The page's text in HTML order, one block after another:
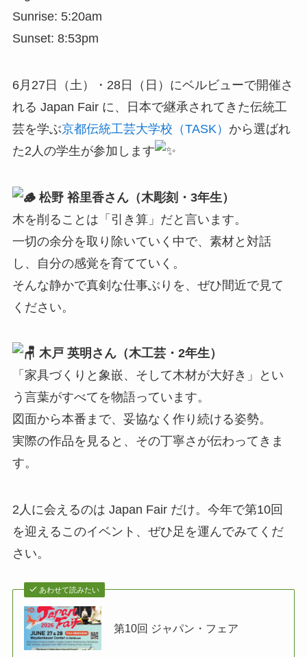
Sunrise: 5:20am
Sunset: 8:53pm
6月27日（土）・28日（日）にベルビューで開催さ
れる Japan Fair に、日本で継承されてきた伝統工
芸を学ぶ京都伝統工芸大学校（TASK） から選ばれ
た2人の学生が参加します
松野 裕里香さん（木彫刻・3年生）
木を削ることは「引き算」だと言います。
一切の余分を取り除いていく中で、素材と対話
し、自分の感覚を育てていく。
そんな静かで真剣な仕事ぶりを、ぜひ間近で見て
ください。
木戸 英明さん（木工芸・2年生）
「家具づくりと象嵌、そして木材が大好き」とい
う言葉がすべてを物語っています。
図面から本番まで、妥協なく作り続ける姿勢。
実際の作品を見ると、その丁寧さが伝わってきま
す。
2人に会えるのは Japan Fair だけ。今年で第10回
を迎えるこのイベント、ぜひ足を運んでみてくだ
さい。
あわせて読みたい
第10回 ジャパン・フェア